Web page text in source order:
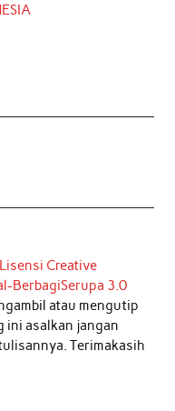
Lisensi Creative
BerbagiSerupa 3.0
atau mengutip
ini asalkan jangan
Terimakasih